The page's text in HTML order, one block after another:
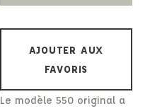
AJOUTER AUX
FAVORIS
Le modèle 550 original a